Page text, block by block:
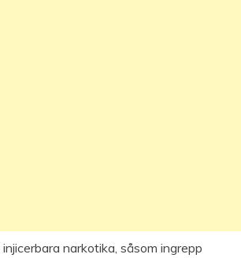
narkotika, såsom ingrepp